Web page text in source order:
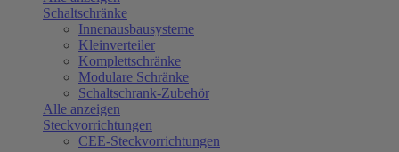
Schaltschränke
Innenausbausysteme
Kleinverteiler
Komplettschränke
Modulare Schränke
Schaltschrank-Zubehör
Alle anzeigen
Steckvorrichtungen
CEE-Steckvorrichtungen